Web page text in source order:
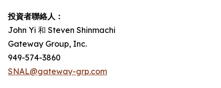
投資者聯絡人：
John Yi 和 Steven Shinmachi
Gateway Group, Inc.
949-574-3860
SNAL@gateway-grp.com